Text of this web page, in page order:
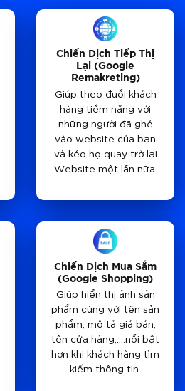
Chiến Dịch Tiếp Thị
Lại (Google
Remakreting)
Giúp theo đuổi khách
hàng tiềm năng với
những người đã ghé
vào website của bạn
và kéo họ quay trở lại
Website một lần nữa.
Chiến Dịch Mua Sắm
(Google Shopping)
Giúp hiển thị ảnh sản
phẩm cùng với tên sản
phẩm, mô tả giá bán,
tên cửa hàng,….nổi bật
hơn khi khách hàng tìm
kiếm thông tin.